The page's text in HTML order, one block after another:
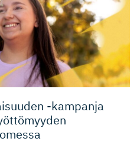
-kampanja